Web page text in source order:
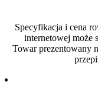
Specyfikacja i cena
internetowej może
Towar prezentowany